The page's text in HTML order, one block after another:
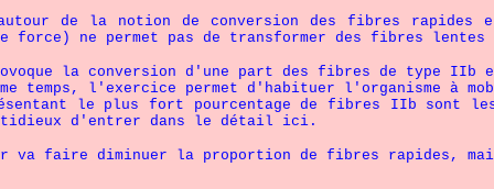
de la notion de conversion des fibres
force) ne permet pas de transformer des fibres
la conversion d'une part des fibres de type
temps, l'exercice permet d'habituer l'organisme à
le plus fort pourcentage de fibres IIb sont
d'entrer dans le détail ici.
va faire diminuer la proportion de fibres rapides,